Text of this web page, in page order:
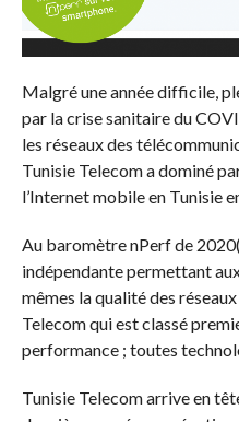
Malgré une année difficile,
par la crise sanitaire du
les réseaux des
Tunisie Telecom a dominé
l’Internet mobile en Tunisie
Au baromètre nPerf de
indépendante permettant
mêmes la qualité des
Telecom qui est classé
performance ; toutes
Tunisie Telecom arrive en